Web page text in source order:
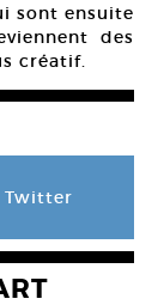
sont ensuite
des
créatif.
Twitter